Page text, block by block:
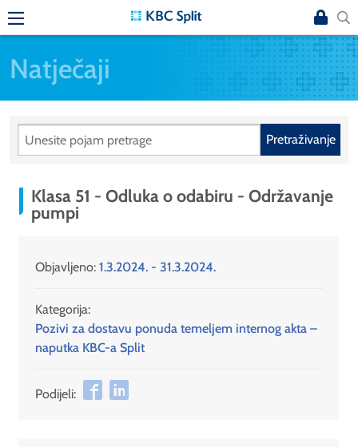
Natječaji
Pretraživanje
Klasa 51 - Odluka o odabiru - Održavanje
pumpi
Objavljeno: 1.3.2024. - 31.3.2024.
Kategorija:
Pozivi za dostavu ponuda temeljem internog akta –
naputka KBC-a Split
Podijeli: